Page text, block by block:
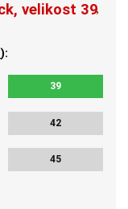
velikost 39
):
39
42
45